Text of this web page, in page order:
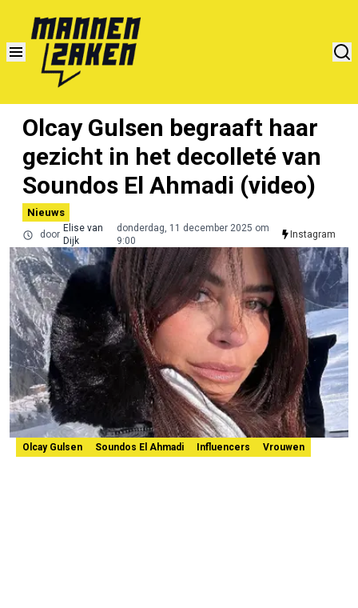
Olcay Gulsen begraaft haar
gezicht in het decolleté van
Soundos El Ahmadi (video)
Nieuws
door
Elise van
Dijk
donderdag, 11 december 2025 om
9:00
Instagram
Olcay Gulsen Soundos El Ahmadi Influencers Vrouwen